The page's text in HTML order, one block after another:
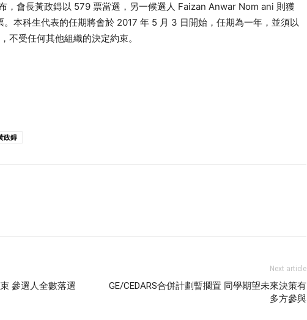
，會長黃政鍀以 579 票當選，另一候選人 Faizan Anwar Nom ani 則獲
本科生代表的任期將會於 2017 年 5 月 3 日開始，任期為一年，並須以
不受任何其他組織的決定約束。
政鍀
參選人全數落選
Next article
GE/CEDARS合併計劃暫擱置 同學期望未來決策有
多方參與